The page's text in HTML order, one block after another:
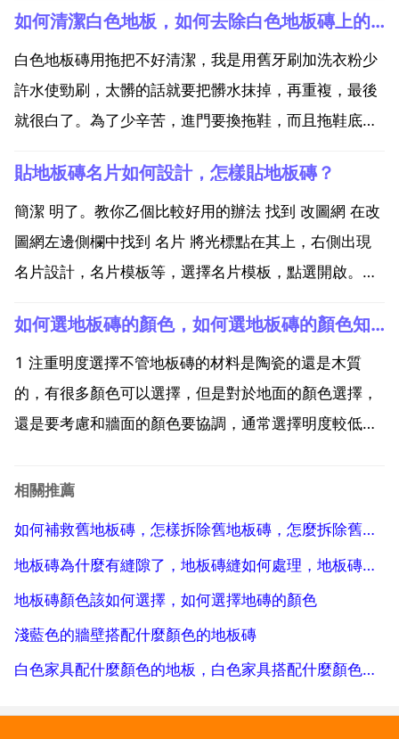
如何清潔白色地板，如何去除白色地板磚上的汙漬
白色地板磚用拖把不好清潔，我是用舊牙刷加洗衣粉少
許水使勁刷，太髒的話就要把髒水抹掉，再重複，最後
就很白了。為了少辛苦，進門要換拖鞋，而且拖鞋底要
除白色地板磚上的汙漬 去除地板磚上的來。汙漬需源用
到的材料 白醋 清水 洗衣液 拖帕。一 在清品中倒入適量
白...
貼地板磚名片如何設計，怎樣貼地板磚？
簡潔 明了。教你乙個比較好用的辦法 找到 改圖網 在改
圖網左邊側欄中找到 名片 將光標點在其上，右側出現
名片設計，名片模板等，選擇名片模板，點選開啟。現
模板 然後在其下選擇對應的行業即可。在名片模板中選
擇自己中意的一款，雙擊開啟。現在開始設計lo...
如何選地板磚的顏色，如何選地板磚的顏色知識
1 注重明度選擇不管地板磚的材料是陶瓷的還是木質
的，有很多顏色可以選擇，但是對於地面的顏色選擇，
還是要考慮和牆面的顏色要協調，通常選擇明度較低的
注重地面面積對於空間面積比較小的室內，顏色比較深
相關推薦
如何補救舊地板磚，怎樣拆除舊地板磚，怎麼拆除舊地板磚
地板磚為什麼有縫隙了，地板磚縫如何處理，地板磚縫隙大怎麼處理？
地板磚顏色該如何選擇，如何選擇地磚的顏色
淺藍色的牆壁搭配什麼顏色的地板磚
白色家具配什麼顏色的地板，白色家具搭配什麼顏色的地板合適？